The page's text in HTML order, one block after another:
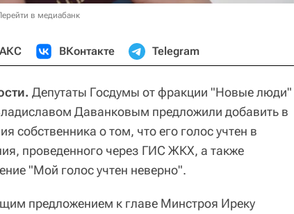
в медиабанк
ВКонтакте Telegram
Депутаты Госдумы от фракции "Новые люди"
Даванковым предложили добавить в
собственника о том, что его голос учтен в
проведенного через ГИС ЖКХ, а также
"Мой голос учтен неверно".
предложением к главе Минстроя Иреку